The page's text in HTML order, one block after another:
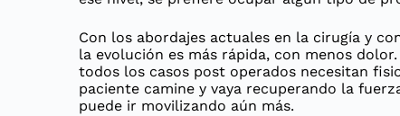
Con los abordajes actuales en la cirugía y
la evolución es más rápida, con menos
todos los casos post operados necesitan
paciente camine y vaya recuperando la
puede ir movilizando aún más.